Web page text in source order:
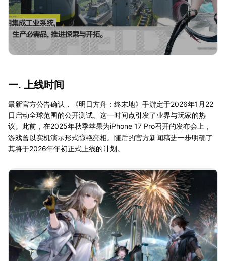
一. 上线时间
最新官方公告确认，《明日方舟：终末地》手游定于2026年1月22
日启动全球范围的公开测试。这一时间点引发了业界与玩家的热
议。此前，在2025年秋季苹果为iPhone 17 Pro召开的发布会上，
游戏曾以实机演示形式惊艳亮相。随后的官方新闻稿进一步明确了
其将于2026年年初正式上线的计划。